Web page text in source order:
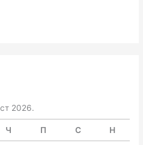
2026.
Ч П С Н